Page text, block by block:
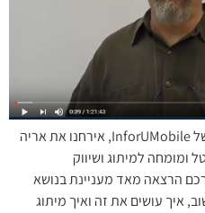
במסגרת פרוייקט מובילי שוק ודעה של InforUMobile, אירחנו את אריה
ומומחה למיתוג ושיווק
הרצאה מאד מעניינת בנושא
איך עושים את זה ואיך מיתוג